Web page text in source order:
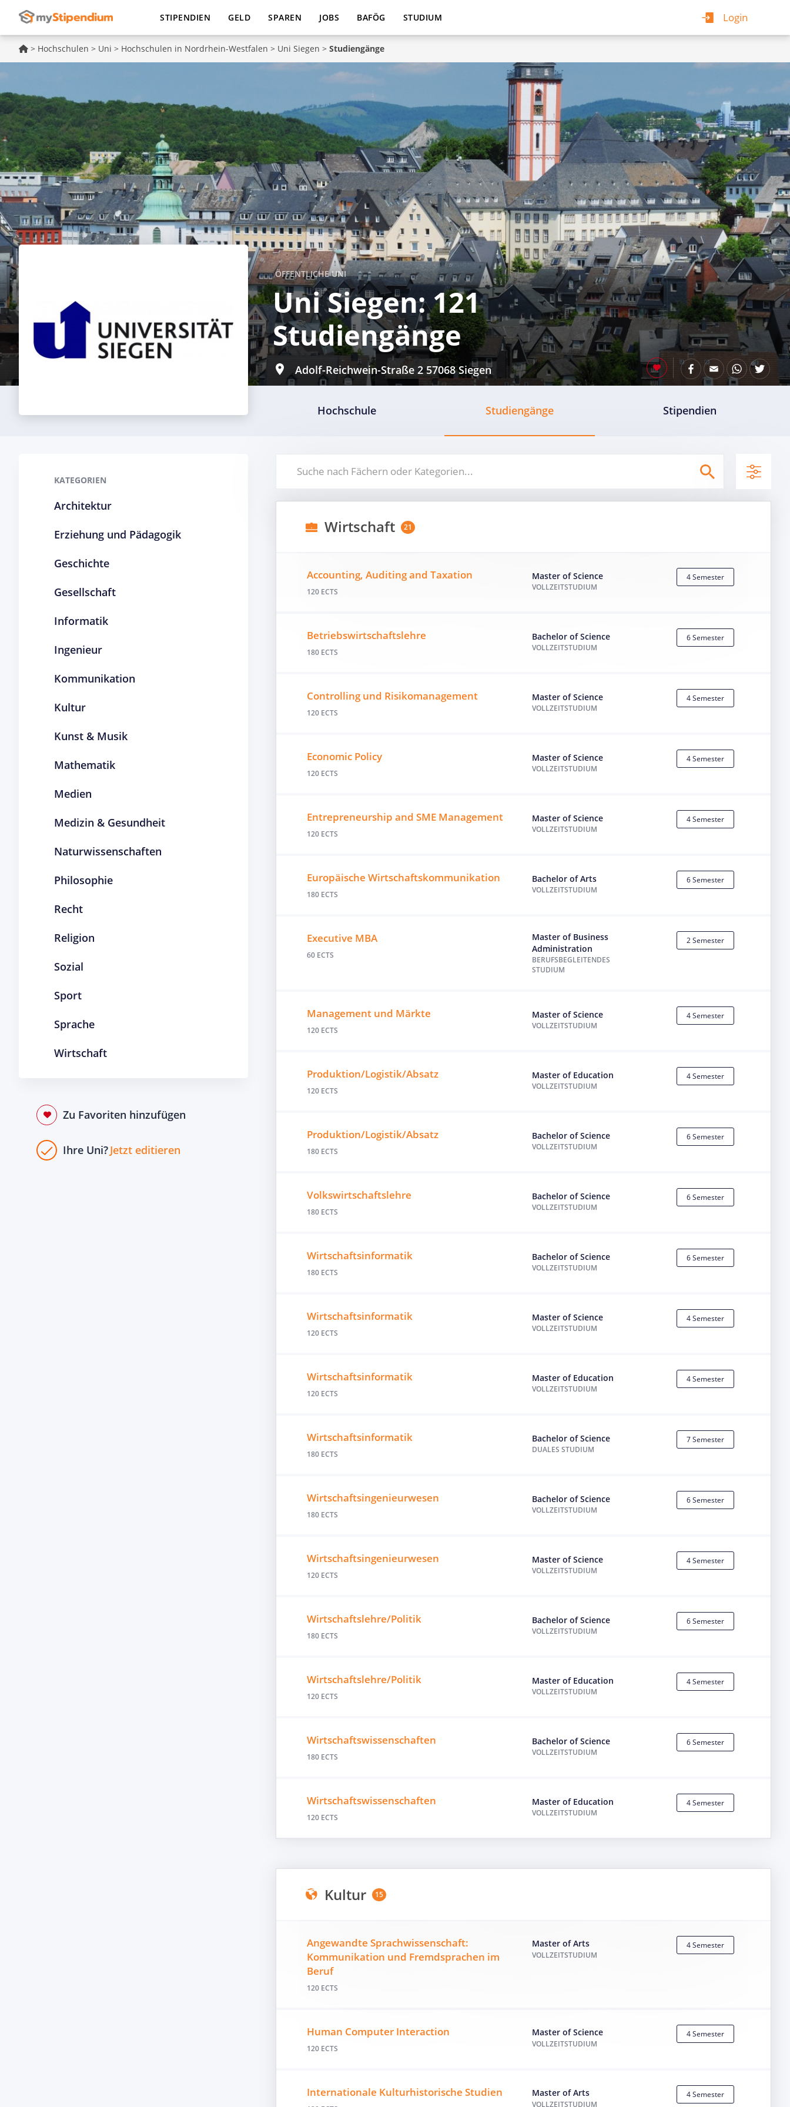
Login
STIPENDIEN GELD SPAREN JOBS BAFÖG STUDIUM
> Hochschulen > Uni > Hochschulen in Nordrhein-Westfalen > Uni Siegen > Studiengänge
ÖFFENTLICHE UNI
Uni Siegen: 121
Studiengänge
Adolf-Reichwein-Straße 2 57068 Siegen
Hochschule Studiengänge Stipendien
KATEGORIEN
Architektur
Erziehung und Pädagogik
Geschichte
Gesellschaft
Informatik
Ingenieur
Kommunikation
Kultur
Kunst & Musik
Mathematik
Medien
Medizin & Gesundheit
Naturwissenschaften
Philosophie
Recht
Religion
Sozial
Sport
Sprache
Wirtschaft
Zu Favoriten hinzufügen
Ihre Uni?Jetzt editieren
Wirtschaft 21
Accounting, Auditing and Taxation
120 ECTS
Master of Science
VOLLZEITSTUDIUM
4 Semester
Betriebswirtschaftslehre
180 ECTS
Bachelor of Science
VOLLZEITSTUDIUM
6 Semester
Controlling und Risikomanagement
120 ECTS
Master of Science
VOLLZEITSTUDIUM
4 Semester
Economic Policy
120 ECTS
Master of Science
VOLLZEITSTUDIUM
4 Semester
Entrepreneurship and SME Management
120 ECTS
Master of Science
VOLLZEITSTUDIUM
4 Semester
Europäische Wirtschaftskommunikation
180 ECTS
Bachelor of Arts
VOLLZEITSTUDIUM
6 Semester
Executive MBA
60 ECTS
Master of Business
Administration
BERUFSBEGLEITENDES
STUDIUM
2 Semester
Management und Märkte
120 ECTS
Master of Science
VOLLZEITSTUDIUM
4 Semester
Produktion/Logistik/Absatz
120 ECTS
Master of Education
VOLLZEITSTUDIUM
4 Semester
Produktion/Logistik/Absatz
180 ECTS
Bachelor of Science
VOLLZEITSTUDIUM
6 Semester
Volkswirtschaftslehre
180 ECTS
Bachelor of Science
VOLLZEITSTUDIUM
6 Semester
Wirtschaftsinformatik
180 ECTS
Bachelor of Science
VOLLZEITSTUDIUM
6 Semester
Wirtschaftsinformatik
120 ECTS
Master of Science
VOLLZEITSTUDIUM
4 Semester
Wirtschaftsinformatik
120 ECTS
Master of Education
VOLLZEITSTUDIUM
4 Semester
Wirtschaftsinformatik
180 ECTS
Bachelor of Science
DUALES STUDIUM
7 Semester
Wirtschaftsingenieurwesen
180 ECTS
Bachelor of Science
VOLLZEITSTUDIUM
6 Semester
Wirtschaftsingenieurwesen
120 ECTS
Master of Science
VOLLZEITSTUDIUM
4 Semester
Wirtschaftslehre/Politik
180 ECTS
Bachelor of Science
VOLLZEITSTUDIUM
6 Semester
Wirtschaftslehre/Politik
120 ECTS
Master of Education
VOLLZEITSTUDIUM
4 Semester
Wirtschaftswissenschaften
180 ECTS
Bachelor of Science
VOLLZEITSTUDIUM
6 Semester
Wirtschaftswissenschaften
120 ECTS
Master of Education
VOLLZEITSTUDIUM
4 Semester
Kultur 15
Angewandte Sprachwissenschaft:
Kommunikation und Fremdsprachen im
Beruf
120 ECTS
Master of Arts
VOLLZEITSTUDIUM
4 Semester
Human Computer Interaction
120 ECTS
Master of Science
VOLLZEITSTUDIUM
4 Semester
Internationale Kulturhistorische Studien Master of Arts
VOLLZEITSTUDIUM
4 Semester